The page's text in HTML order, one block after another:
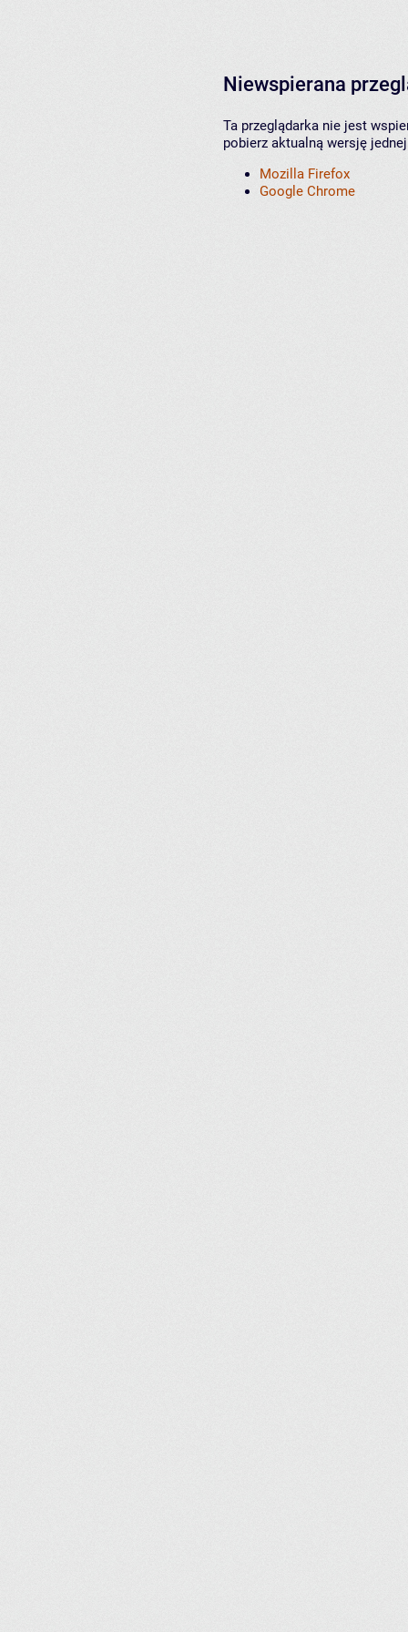
Niewspierana
Ta przeglądarka nie jest
pobierz aktualną wersję
Mozilla Firefox
Google Chrome